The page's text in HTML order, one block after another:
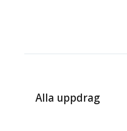
Alla uppdrag